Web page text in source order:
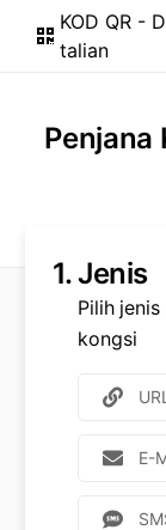
KOD QR -
talian
Penjana
1.Jenis
Pilih
kongsi
URL
E-